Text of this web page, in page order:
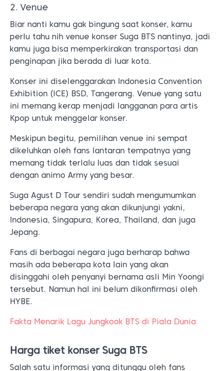
2. Venue
Biar nanti kamu gak bingung saat konser, kamu
perlu tahu nih venue konser Suga BTS nantinya, jadi
kamu juga bisa memperkirakan transportasi dan
penginapan jika berada di luar kota.
Konser ini diselenggarakan Indonesia Convention
Exhibition (ICE) BSD, Tangerang. Venue yang satu
ini memang kerap menjadi langganan para artis
Kpop untuk menggelar konser.
Meskipun begitu, pemilihan venue ini sempat
dikeluhkan oleh fans lantaran tempatnya yang
memang tidak terlalu luas dan tidak sesuai
dengan animo Army yang besar.
Suga Agust D Tour sendiri sudah mengumumkan
beberapa negara yang akan dikunjungi yakni,
Indonesia, Singapura, Korea, Thailand, dan juga
Jepang.
Fans di berbagai negara juga berharap bahwa
masih ada beberapa kota lain yang akan
disinggahi oleh penyanyi bernama asli Min Yoongi
tersebut. Namun hal ini belum dikonfirmasi oleh
HYBE.
Fakta Menarik Lagu Jungkook BTS di Piala Dunia
Harga tiket konser Suga BTS
Salah satu informasi yang ditunggu oleh fans